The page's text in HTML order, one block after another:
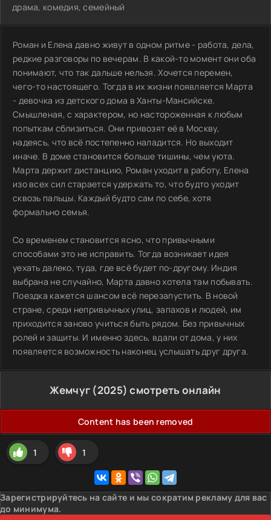
драма, комедия, семейный
Роман и Елена давно живут в одном ритме - работа, дела,
редкие разговоры по вечерам. В какой-то момент они оба
понимают, что так дальше нельзя. Хочется перемен,
чего-то настоящего. Тогда в их жизни появляется Марта
- девочка из детского дома в Ханты-Мансийске.
Смышленая, с характером, но настороженная к любым
попыткам сблизиться. Они привозят её в Москву,
надеясь, что всё постепенно наладится. Но выходит
иначе. В доме становится больше тишины, чем уюта.
Марта держит дистанцию, Роман уходит в работу, Елена
изо всех сил старается удержать то, что будто уходит
сквозь пальцы. Каждый будто сам по себе, хотя
формально семья.
Со временем становится ясно, что привычными
способами это не исправить. Тогда возникает идея
уехать далеко, туда, где всё будет по-другому. Индия
выбрана не случайно, Марта давно хотела там побывать.
Поездка кажется шансом всё перезапустить. В новой
стране, среди непривычных улиц, запахов и людей, им
приходится заново учиться быть рядом. Без привычных
ролей и защиты. И именно здесь, вдали от дома, у них
появляется возможность наконец услышать друг друга.
Жемчуг (2025) смотреть онлайн
Content has been removed
1 1
Зарегистрируйтесь на сайте и мы сократим рекламу для вас
до минимума.